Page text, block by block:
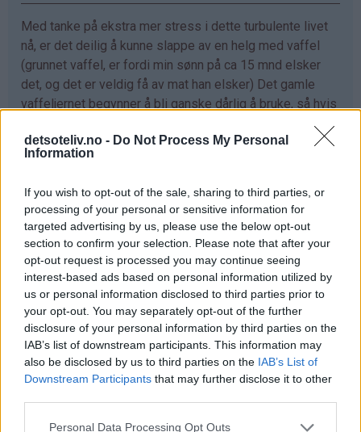
detsoteliv.no - Do Not Process My Personal
Information
If you wish to opt-out of the sale, sharing to third parties, or
processing of your personal or sensitive information for
targeted advertising by us, please use the below opt-out
section to confirm your selection. Please note that after your
opt-out request is processed you may continue seeing
interest-based ads based on personal information utilized by
us or personal information disclosed to third parties prior to
your opt-out. You may separately opt-out of the further
disclosure of your personal information by third parties on the
IAB’s list of downstream participants. This information may
also be disclosed by us to third parties on the IAB’s List of
Downstream Participants that may further disclose it to other
Personal Data Processing Opt Outs
Med tanke på ekstra mer stress i dette turbulente livet
nå, er det deilig å kunne slappe av en helg med vaffel
(grunnet vaffel, er fordi min sønn på ca 15 mnd elsker
det, og det er veldig få av mat han elsker) Det gamle
vaffeljernet begynner å bli ganske dårlig å bruke, så hvis
denne er så god som det blir sagt om, står denne nye
vaffeljernet ganske høyt på listen. Da kan jeg prøve flere
oppskrifter enn det standard vaffel og sjokolade vaffel
Ha en hyggelig kveld :)
Svar
Rikke Myhre Solli - 25.03.2015 - 00:27
Hadde vært sååå moro å vinne siden jeg aldri vinner
ellers!! Krysser fingre og tær for at det blir min tur denne
gangen! :) Håper at det snart blir vafler også i denne i
heimen! <3